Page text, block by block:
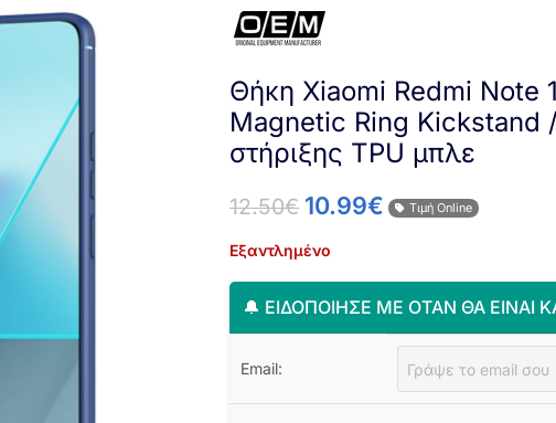
Θήκη Xiaomi Redmi Note
Magnetic Ring Kickstand
στήριξης TPU μπλε
12.50€ 10.99€ Τιμή Online
Εξαντλημένο
🔔 ΕΙΔΟΠΟΊΗΣΈ ΜΕ ΌΤΑΝ ΘΑ ΕΊΝΑΙ
Email: